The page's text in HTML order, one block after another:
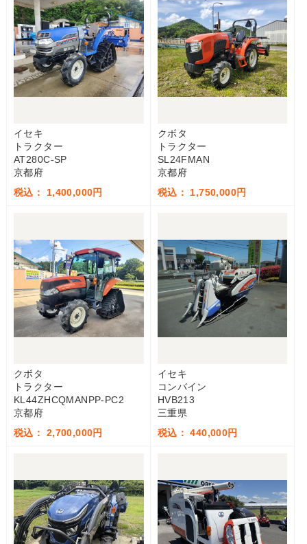
イセキ
トラクター
AT280C-SP
京都府
税込： 1,400,000円
クボタ
トラクター
SL24FMAN
京都府
税込： 1,750,000円
クボタ
トラクター
KL44ZHCQMANPP-PC2
京都府
税込： 2,700,000円
イセキ
コンバイン
HVB213
三重県
税込： 440,000円